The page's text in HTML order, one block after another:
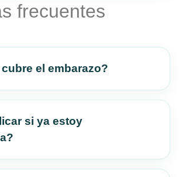
frecuentes
el embarazo?
si ya estoy